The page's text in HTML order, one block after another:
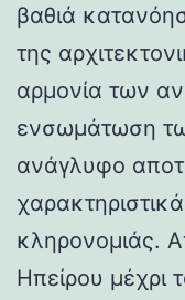
βαθιά
της
αρμονία των
ενσωμάτωση
ανάγλυφο
κληρονομιάς.
Ηπείρου μέχρι